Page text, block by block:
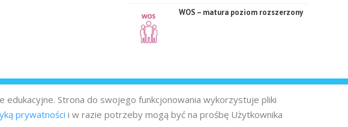
WOS – matura poziom rozszerzony
Strona do swojego funkcjonowania wykorzystuje pliki
prywatności i w razie potrzeby mogą być na prośbę Użytkownika